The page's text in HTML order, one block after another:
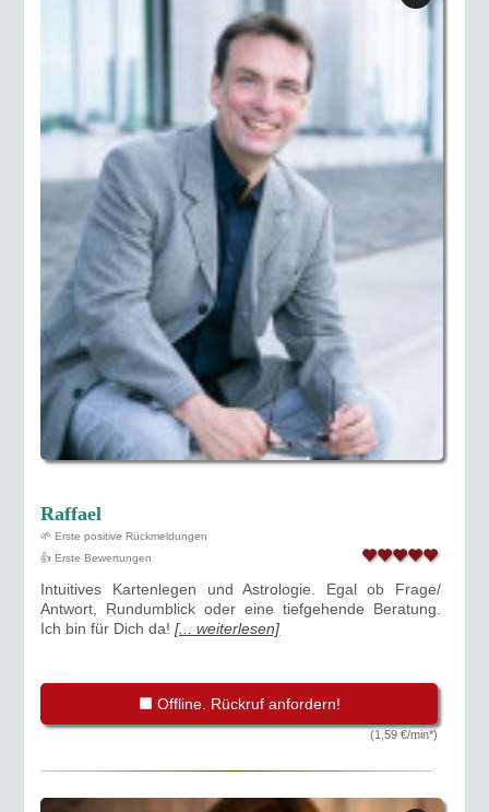
Raffael
🌱 Erste positive Rückmeldungen
👍 Erste Bewertungen
Intuitives Kartenlegen und Astrologie. Egal ob Frage/
Antwort, Rundumblick oder eine tiefgehende Beratung.
Ich bin für Dich da![... weiterlesen]
Offline. Rückruf anfordern!
(1,59 €/min*)